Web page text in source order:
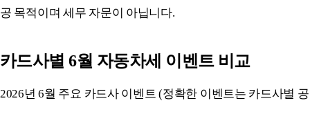
공 목적이며 세무 자문이 아닙니다.
카드사별 6월 자동차세 이벤트 비교
2026년 6월 주요 카드사 이벤트 (정확한 이벤트는 카드사별